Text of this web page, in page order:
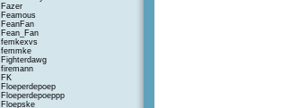
Fazer
Feamous
FeanFan
Fean_Fan
femkexvs
femmke
Fighterdawg
firemann
FK
Floeperdepoep
Floeperdepoeppp
Floepske